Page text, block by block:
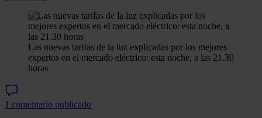
Las nuevas tarifas de la luz explicadas por los mejores
expertos en el mercado eléctrico: esta noche, a las 21.30
horas
1 comentario publicado